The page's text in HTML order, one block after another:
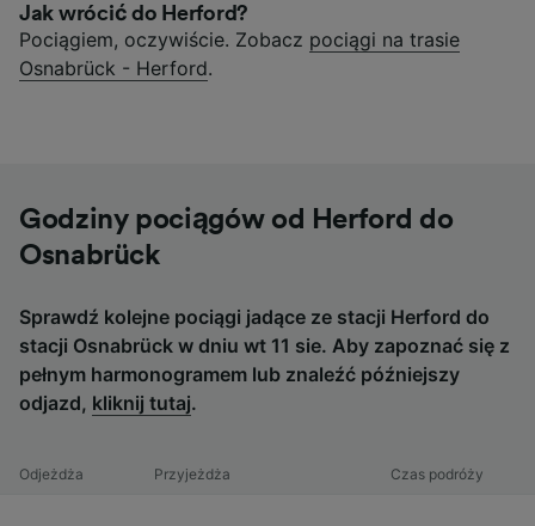
Jak wrócić do Herford?
Pociągiem, oczywiście. Zobacz pociągi na trasie
Osnabrück - Herford.
Godziny pociągów od Herford do
Osnabrück
Sprawdź kolejne pociągi jadące ze stacji Herford do
stacji Osnabrück w dniu wt 11 sie. Aby zapoznać się z
pełnym harmonogramem lub znaleźć późniejszy
odjazd, kliknij tutaj.
Odjeżdża Przyjeżdża Czas podróży